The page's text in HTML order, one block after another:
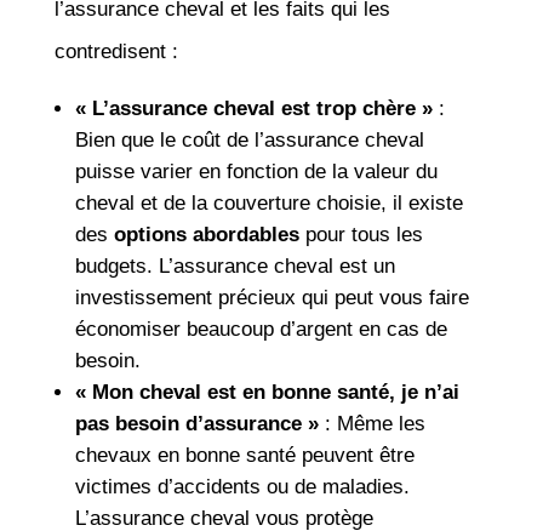
l’assurance cheval et les faits qui les
contredisent :
« L’assurance cheval est trop chère »:
Bien que le coût de l’assurance cheval
puisse varier en fonction de la valeur du
cheval et de la couverture choisie, il existe
des options abordablespour tous les
budgets. L’assurance cheval est un
investissement précieux qui peut vous faire
économiser beaucoup d’argent en cas de
besoin.
« Mon cheval est en bonne santé, je n’ai
pas besoin d’assurance »: Même les
chevaux en bonne santé peuvent être
victimes d’accidents ou de maladies.
L’assurance cheval vous protège